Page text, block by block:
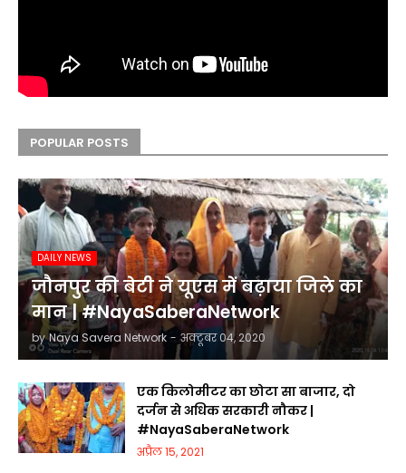
POPULAR POSTS
DAILY NEWS
जौनपुर की बेटी ने यूएस में बढ़ाया जिले का
मान | #NayaSaberaNetwork
by Naya Savera Network - अक्टूबर 04, 2020
एक किलोमीटर का छोटा सा बाजार, दो
दर्जन से अधिक सरकारी नौकर |
#NayaSaberaNetwork
अप्रैल 15, 2021